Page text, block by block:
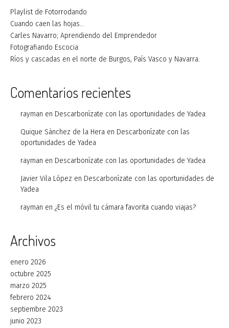
Playlist de Fotorrodando
Cuando caen las hojas…
Carles Navarro; Aprendiendo del Emprendedor
Fotografiando Escocia
Ríos y cascadas en el norte de Burgos, País Vasco y Navarra.
Comentarios recientes
rayman en Descarbonízate con las oportunidades de Yadea
Quique Sánchez de la Hera en Descarbonízate con las
oportunidades de Yadea
rayman en Descarbonízate con las oportunidades de Yadea
Javier Vila López en Descarbonízate con las oportunidades de
Yadea
rayman en ¿Es el móvil tu cámara favorita cuando viajas?
Archivos
enero 2026
octubre 2025
marzo 2025
febrero 2024
septiembre 2023
junio 2023